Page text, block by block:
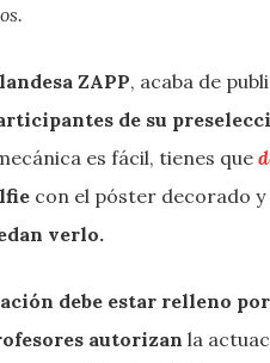
ZAPP, acaba de
de su
es fácil, tienes que
con el póster decorado y
verlo.
debe estar relleno
autorizan la